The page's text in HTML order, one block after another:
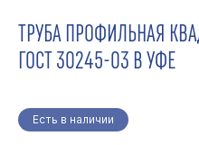
ТРУБА ПРОФИЛЬНАЯ
ГОСТ 30245-03 В УФЕ
Есть в наличии